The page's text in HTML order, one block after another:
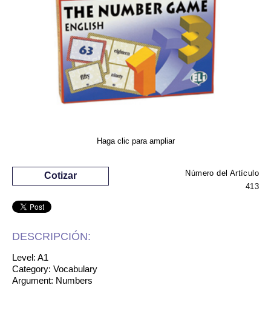
Haga clic para ampliar
Número del Artículo
413
Cotizar
DESCRIPCIÓN:
Level: A1
Category: Vocabulary
Argument: Numbers